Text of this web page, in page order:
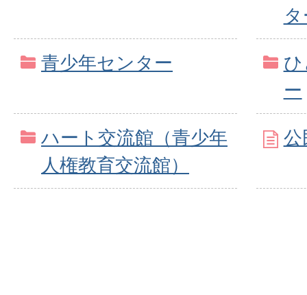
青少年センター
ー
ハート交流館（青少年
人権教育交流館）
公